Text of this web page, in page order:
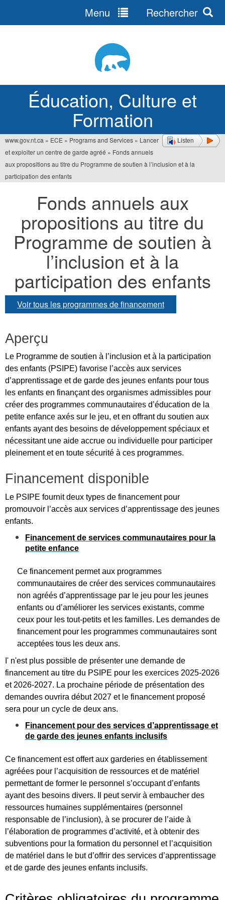
Éducation, Culture et
Formation
Menu Rechercher
Listen
Vous
êtes
ici
www.gov.nt.ca » ECE » Programs and Services » Lancer
et exploiter un centre de garde agréé » Fonds annuels
aux propositions au titre du Programme de soutien à l’inclusion et à la
participation des enfants
Fonds annuels aux
propositions au titre du
Programme de soutien à
l’inclusion et à la
participation des enfants
Voir tous les programmes de financement
Aperçu
Le Programme de soutien à l’inclusion et à la participation
des enfants (PSIPE) favorise l’accès aux services
d’apprentissage et de garde des jeunes enfants pour tous
les enfants en finançant des organismes admissibles pour
créer des programmes communautaires d’éducation de la
petite enfance axés sur le jeu, et en offrant du soutien aux
enfants ayant des besoins de développement spéciaux et
nécessitant une aide accrue ou individuelle pour participer
pleinement et en toute sécurité à ces programmes.
Financement disponible
Le PSIPE fournit deux types de financement pour
promouvoir l’accès aux services d’apprentissage des jeunes
enfants.
Financement de services communautaires pour la
petite enfance
Ce financement permet aux programmes
communautaires de créer des services communautaires
non agréés d’apprentissage par le jeu pour les jeunes
enfants ou d’améliorer les services existants, comme
ceux pour les tout-petits et les familles. Les demandes de
financement pour les programmes communautaires sont
acceptées tous les deux ans.
I' n'est plus possible de présenter une demande de
financement au titre du PSIPE pour les exercices 2025-2026
et 2026-2027. La prochaine période de présentation des
demandes ouvrira début 2027 et le financement proposé
sera pour un cycle de deux ans.
Financement pour des services d’apprentissage et
de garde des jeunes enfants inclusifs
Ce financement est offert aux garderies en établissement
agréées pour l’acquisition de ressources et de matériel
permettant de former le personnel s’occupant d’enfants
ayant des besoins divers. Il peut servir à embaucher des
ressources humaines supplémentaires (personnel
responsable de l’inclusion), à se procurer de l’aide à
l’élaboration de programmes d’activité, et à obtenir des
subventions pour la formation du personnel et l’acquisition
de matériel dans le but d’offrir des services d’apprentissage
et de garde des jeunes enfants inclusifs.